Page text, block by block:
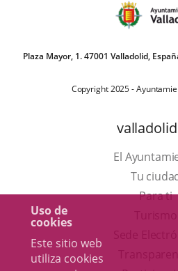
Uso de
cookies
Este sitio web
utiliza cookies
Plaza Mayor, 1. 47001 Valladolid,
Copyright 2025 -
El
Tu
Para ti